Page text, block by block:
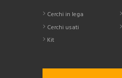
Cerchi in lega
Cerchi usati
Kit